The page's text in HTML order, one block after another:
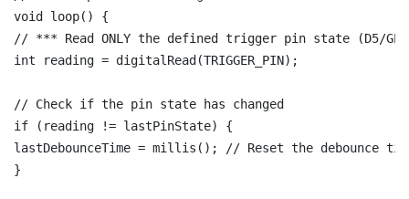
void loop() {
// *** Read ONLY the defined trigger pin state (D5/
int reading = digitalRead(TRIGGER_PIN);
// Check if the pin state has changed
if (reading != lastPinState) {
lastDebounceTime = millis(); // Reset the debounce
}